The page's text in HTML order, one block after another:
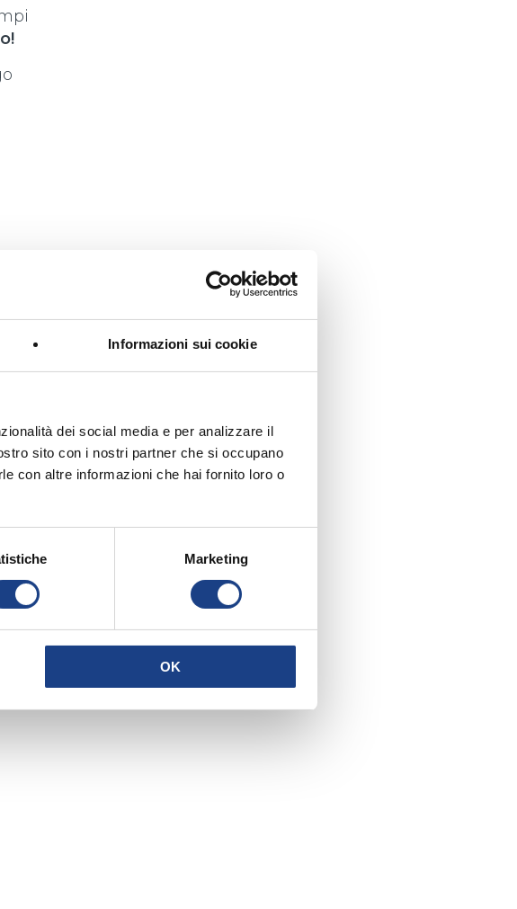
Informazioni sui cookie
dei social media e per analizzare il
sito con i nostri partner che si occupano
con altre informazioni che hai fornito loro o
Marketing
OK
alla